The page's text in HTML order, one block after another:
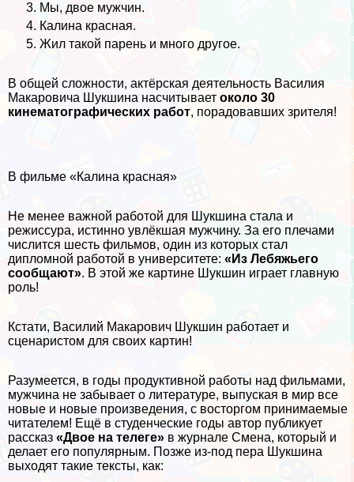
Мы, двое мужчин.
Калина красная.
Жил такой парень и много другое.
В общей сложности, актёрская деятельность Василия
Макаровича Шукшина насчитывает около 30
кинематографических работ, порадовавших зрителя!
В фильме «Калина красная»
Не менее важной работой для Шукшина стала и
режиссура, истинно увлёкшая мужчину. За его плечами
числится шесть фильмов, один из которых стал
дипломной работой в университете: «Из Лебяжьего
сообщают». В этой же картине Шукшин играет главную
роль!
Кстати, Василий Макарович Шукшин работает и
сценаристом для своих картин!
Разумеется, в годы продуктивной работы над фильмами,
мужчина не забывает о литературе, выпуская в мир все
новые и новые произведения, с восторгом принимаемые
читателем! Ещё в студенческие годы автор публикует
рассказ «Двое на телеге» в журнале Смена, который и
делает его популярным. Позже из-под пера Шукшина
выходят такие тексты, как: